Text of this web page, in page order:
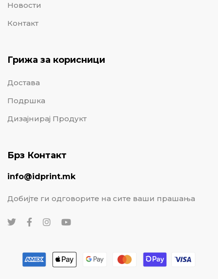
Новости
Контакт
Грижа за корисници
Достава
Подршка
Дизајнирај Продукт
Брз Контакт
info@idprint.mk
Добијте ги одговорите на сите ваши прашања